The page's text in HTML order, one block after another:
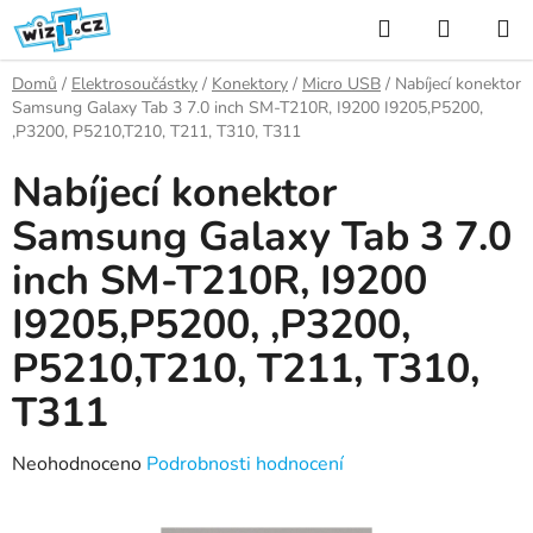
Přejít
na
obsah
Hledat
KOŠÍK
Domů / Elektrosoučástky / Konektory / Micro USB / Nabíjecí konektor
Samsung Galaxy Tab 3 7.0 inch SM-T210R, I9200 I9205,P5200,
,P3200, P5210,T210, T211, T310, T311
Nabíjecí konektor
Samsung Galaxy Tab 3 7.0
inch SM-T210R, I9200
I9205,P5200, ,P3200,
P5210,T210, T211, T310,
T311
Průměrné
Neohodnoceno Podrobnosti hodnocení